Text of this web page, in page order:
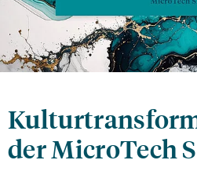
der MicroTech